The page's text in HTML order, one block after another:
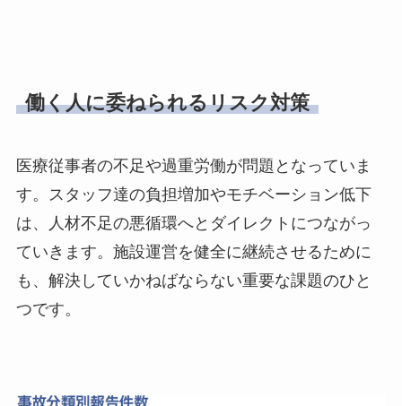
働く人に委ねられるリスク対策
医療従事者の不足や過重労働が問題となっていま
す。スタッフ達の負担増加やモチベーション低下
は、人材不足の悪循環へとダイレクトにつながっ
ていきます。施設運営を健全に継続させるために
も、解決していかねばならない重要な課題のひと
つです。